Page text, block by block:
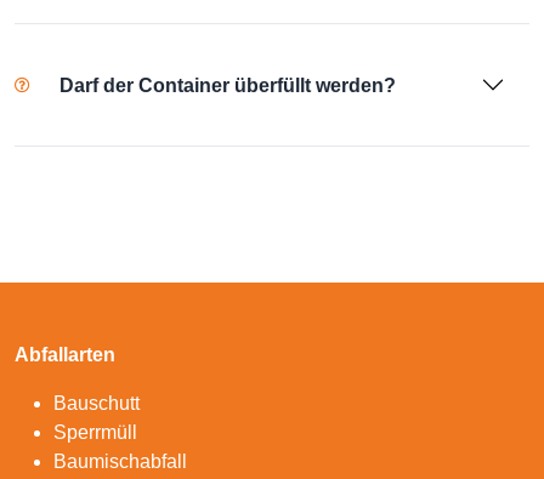
Darf der Container überfüllt werden?
Abfallarten
Bauschutt
Sperrmüll
Baumischabfall